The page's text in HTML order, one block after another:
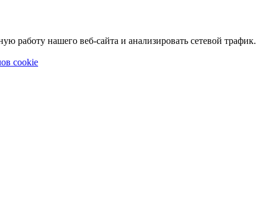
работу нашего веб-сайта и анализировать сетевой трафик.
cookie